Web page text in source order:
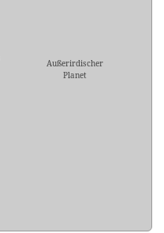
Außerirdischer
Planet